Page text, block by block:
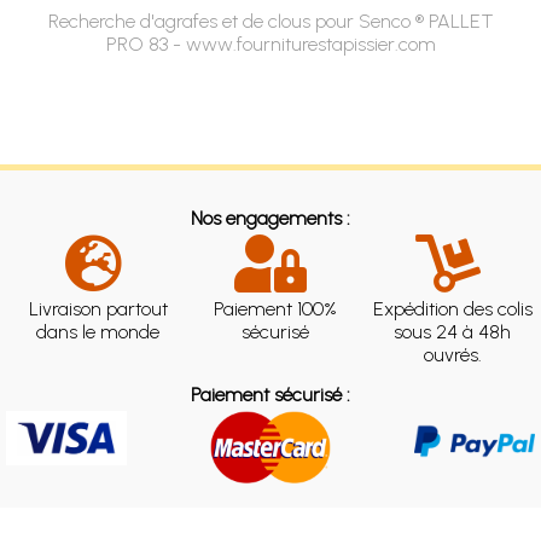
Recherche d'agrafes et de clous pour Senco ® PALLET
PRO 83 - www.fourniturestapissier.com
Nos engagements :
Livraison partout
dans le monde
Paiement 100%
sécurisé
Expédition des colis
sous 24 à 48h
ouvrés.
Paiement sécurisé :